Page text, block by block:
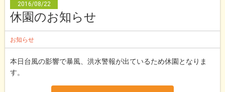
2016/08/22
休園のお知らせ
お知らせ
本日台風の影響で暴風、洪水警報が出ているため休園となりま
す。